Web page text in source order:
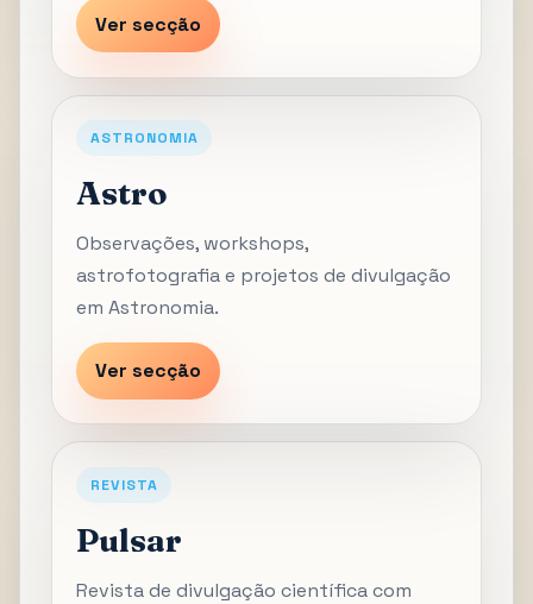
Ver secção
ASTRONOMIA
Astro
Observações, workshops,
astrofotografia e projetos de divulgação
em Astronomia.
Ver secção
REVISTA
Pulsar
Revista de divulgação científica com